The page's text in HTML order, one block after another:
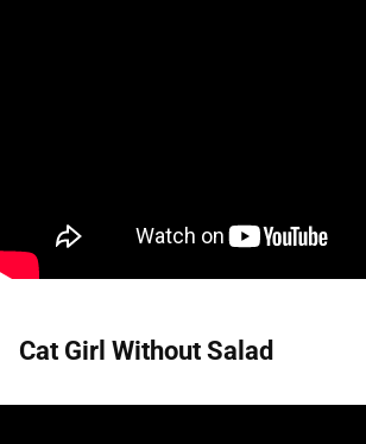
Cat Girl Without Salad